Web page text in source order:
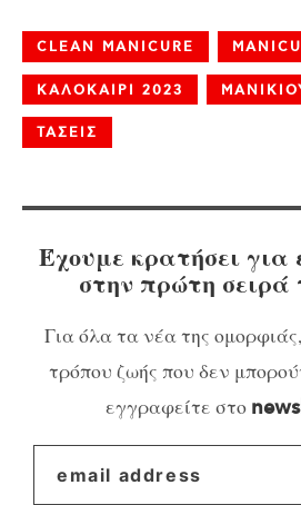
CLEAN MANICURE
ΚΑΛΟΚΑΙΡΙ 2023
ΤΑΣΕΙΣ
Έχουμε κρατήσει για
στην πρώτη σειρά
Για όλα τα νέα της
τρόπου ζωής που δεν
εγγραφείτε στο